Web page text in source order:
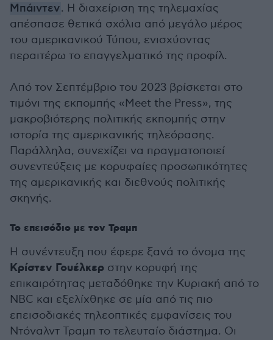
Μπάιντεν. Η διαχείριση της τηλεμαχίας
απέσπασε θετικά σχόλια από μεγάλο μέρος
του αμερικανικού Τύπου, ενισχύοντας
περαιτέρω το επαγγελματικό της προφίλ.
Από τον Σεπτέμβριο του 2023 βρίσκεται στο
τιμόνι της εκπομπής «Meet the Press», της
μακροβιότερης πολιτικής εκπομπής στην
ιστορία της αμερικανικής τηλεόρασης.
Παράλληλα, συνεχίζει να πραγματοποιεί
συνεντεύξεις με κορυφαίες προσωπικότητες
της αμερικανικής και διεθνούς πολιτικής
σκηνής.
Το επεισόδιο με τον Τραμπ
Η συνέντευξη που έφερε ξανά το όνομα της
Κρίστεν Γουέλκερ στην κορυφή της
επικαιρότητας μεταδόθηκε την Κυριακή από το
NBC και εξελίχθηκε σε μία από τις πιο
επεισοδιακές τηλεοπτικές εμφανίσεις του
Ντόναλντ Τραμπ το τελευταίο διάστημα. Οι